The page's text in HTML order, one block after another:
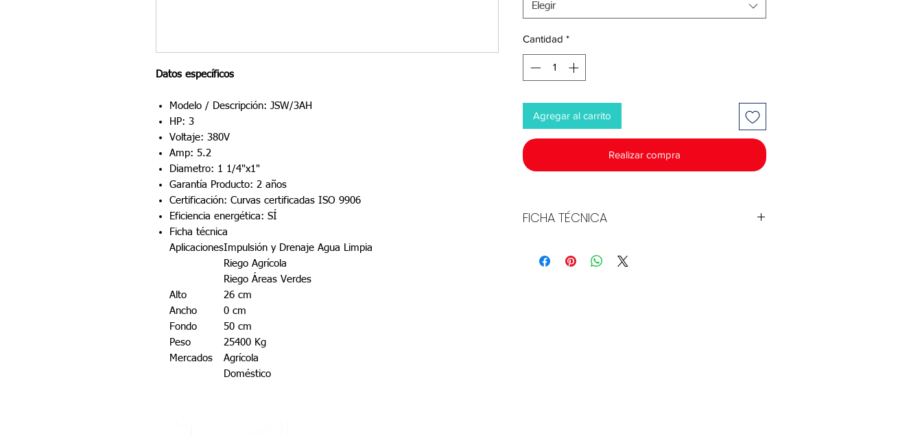
Datos específicos
Modelo / Descripción: JSW/3AH
HP: 3
Voltaje: 380V
Amp: 5.2
Diametro: 1 1/4"x1"
Garantía Producto: 2 años
Certificación: Curvas certificadas ISO 9906
Eficiencia energética: SÍ
Ficha técnica
AplicacionesImpulsión y Drenaje Agua Limpia
Riego Agrícola
Riego Áreas Verdes
Alto
26 cm
Ancho
0 cm
Fondo
50 cm
Peso
25400 Kg
Mercados
Agrícola
Doméstico
Elegir
Cantidad *
Agregar al carrito
Realizar compra
FICHA TÉCNICA